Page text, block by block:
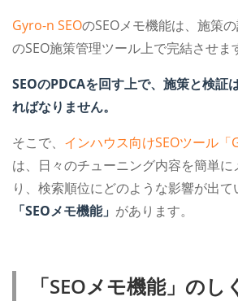
Gyro-n SEOのSEOメモ機能は、施策
のSEO施策管理ツール上で完結させま
SEOのPDCAを回す上で、施策と検証
ればなりません。
そこで、 インハウス向けSEOツール「
は、日々のチューニング内容を簡単に
り、検索順位にどのような影響が出
「SEOメモ機能」 があります。
「SEOメモ機能」のし